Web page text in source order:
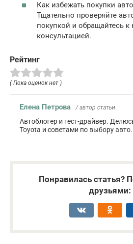
Как избежать покупки
Тщательно проверяйте
покупкой и обращайтесь
консультацией.
Рейтинг
( Пока оценок нет )
Елена Петрова / автор статьи
Автоблогер и тест-драйвер.
Toyota и советами по выбору авто.
Понравилась статья?
друзьями: